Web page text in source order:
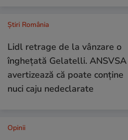
Știri România
Lidl retrage de la vânzare o
înghețată Gelatelli. ANSVSA
avertizează că poate conține
nuci caju nedeclarate
Opinii